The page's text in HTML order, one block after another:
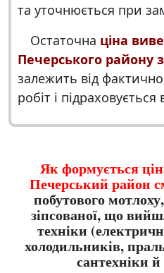
та уточнюється при
Остаточна ціна
Печерського району
залежить від
робіт і
Як формується
Печерський район
побутового
зіпсованої, що
техніки
холодильників,
сантехніки